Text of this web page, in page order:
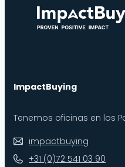
ImpactBuying
Tenemos oficinas en los
impactbuying
+31 (0)72 541 03 90